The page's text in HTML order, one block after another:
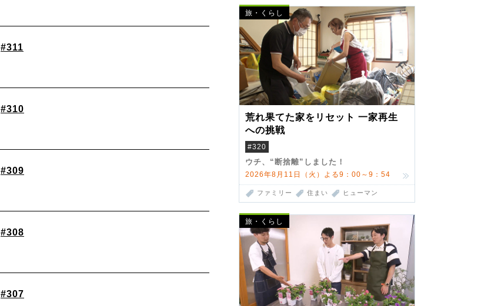
旅・くらし
荒れ果てた家をリセット 一家再生
への挑戦
#320
ウチ、“断捨離”しました！
2026年8月11日（火）よる9：00～9：54
ファミリー 住まい ヒューマン
旅・くらし
#311
#310
#309
#308
#307